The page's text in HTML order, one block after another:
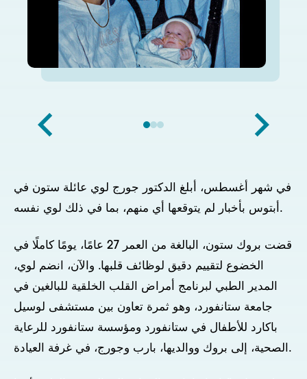
في شهر أغسطس، أبلغ الدكتور جورج لوي عائلة ستون في
أبتوس بأخبار لم يتوقعها أي منهم، بما في ذلك لوي نفسه.
قضت بروك ستون، البالغة من العمر 27 عامًا، يومًا كاملًا في
الخضوع لتقييم دقيق لوظائف قلبها. والآن، انضم لوي،
المدير الطبي لبرنامج أمراض القلب الخلقية للبالغين في
جامعة ستانفورد، وهو ثمرة تعاون بين مستشفى لوسيل
باكارد للأطفال في ستانفورد ومؤسسة ستانفورد للرعاية
الصحية، إلى بروك ووالديها، بارب وجورج، في غرفة العيادة.